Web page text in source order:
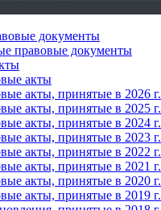
документы
правовые документы
акты
акты, принятые в 2026 г.
акты, принятые в 2025 г.
акты, принятые в 2024 г.
акты, принятые в 2023 г.
акты, принятые в 2022 г.
акты, принятые в 2021 г.
акты, принятые в 2020 г.
акты, принятые в 2019 г.